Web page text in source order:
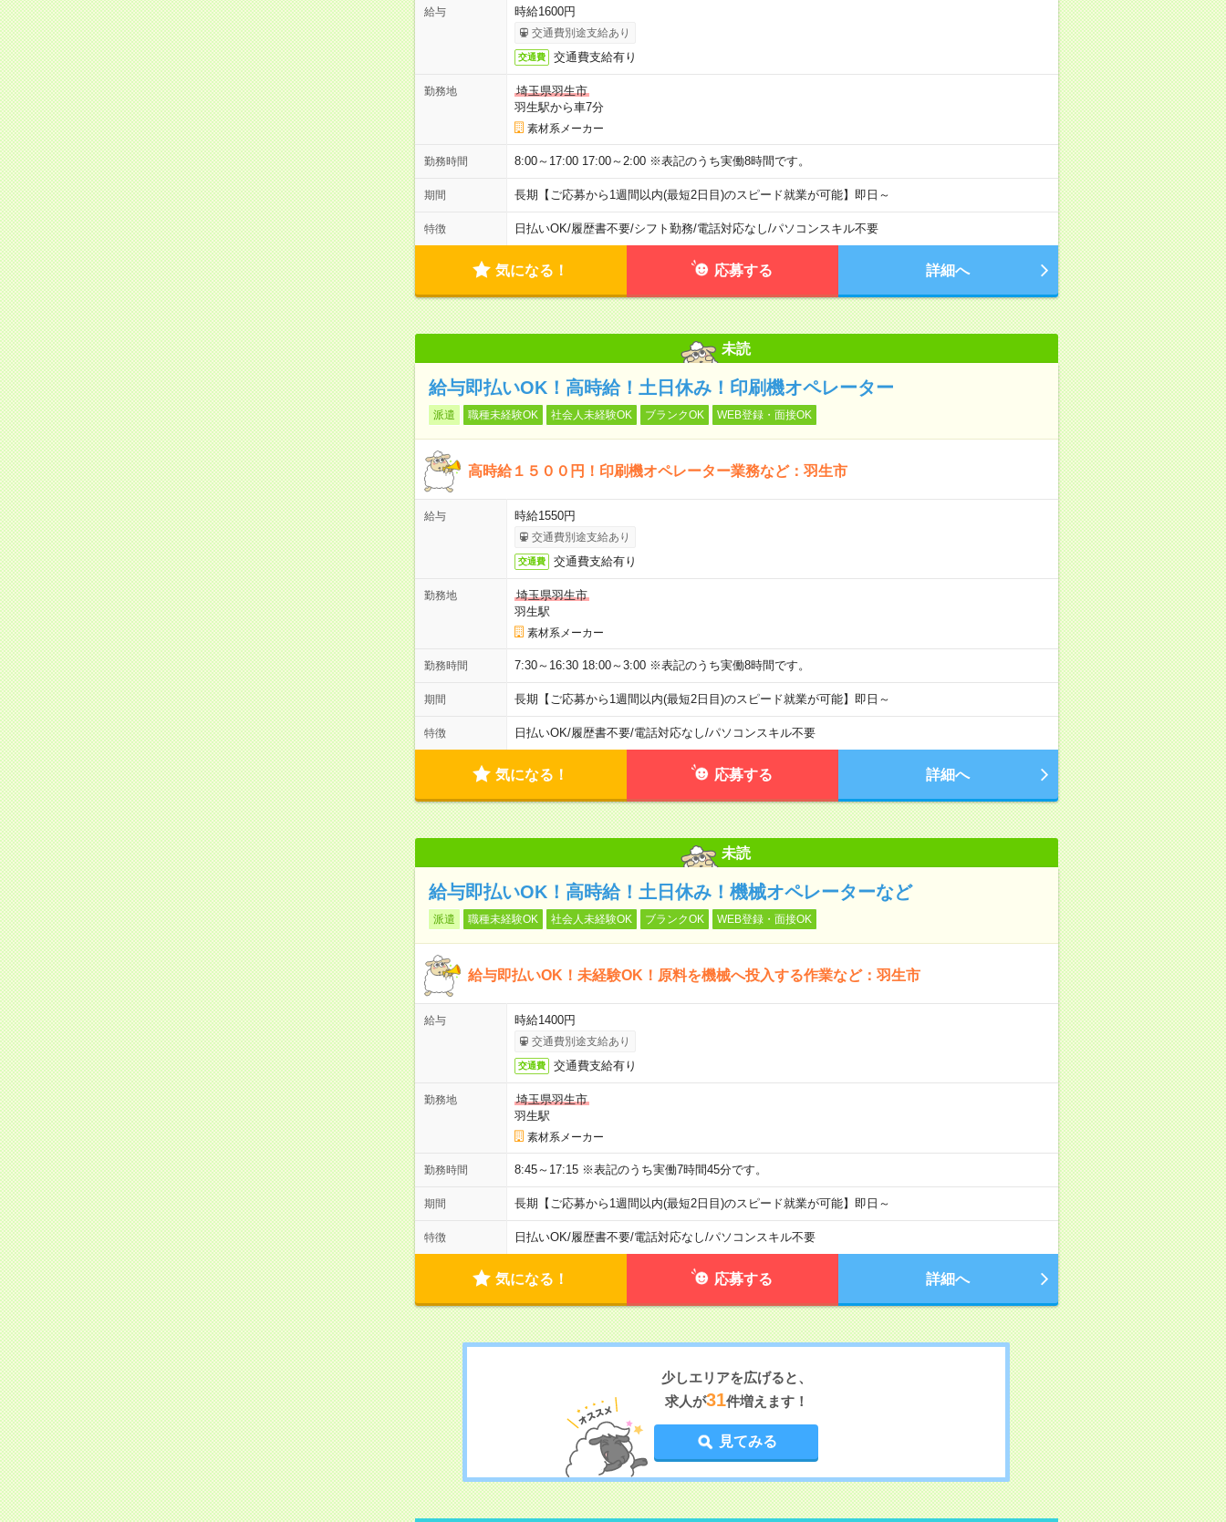
給与 時給1600円
交通費別途支給あり
交通費 交通費支給有り
勤務地
埼玉県羽生市
羽生駅から車7分
素材系メーカー
勤務時間 8:00～17:00 17:00～2:00 ※表記のうち実働8時間です。
期間 長期【ご応募から1週間以内(最短2日目)のスピード就業が可能】即日～
特徴 日払いOK/履歴書不要/シフト勤務/電話対応なし/パソコンスキル不要
気になる！ 応募する 詳細へ
未読
給与即払いOK！高時給！土日休み！印刷機オペレーター
派遣 職種未経験OK 社会人未経験OK ブランクOK WEB登録・面接OK
高時給１５００円！印刷機オペレーター業務など：羽生市
給与 時給1550円
交通費別途支給あり
交通費 交通費支給有り
勤務地
埼玉県羽生市
羽生駅
素材系メーカー
勤務時間 7:30～16:30 18:00～3:00 ※表記のうち実働8時間です。
期間 長期【ご応募から1週間以内(最短2日目)のスピード就業が可能】即日～
特徴 日払いOK/履歴書不要/電話対応なし/パソコンスキル不要
気になる！ 応募する 詳細へ
未読
給与即払いOK！高時給！土日休み！機械オペレーターなど
派遣 職種未経験OK 社会人未経験OK ブランクOK WEB登録・面接OK
給与即払いOK！未経験OK！原料を機械へ投入する作業など：羽生市
給与 時給1400円
交通費別途支給あり
交通費 交通費支給有り
勤務地
埼玉県羽生市
羽生駅
素材系メーカー
勤務時間 8:45～17:15 ※表記のうち実働7時間45分です。
期間 長期【ご応募から1週間以内(最短2日目)のスピード就業が可能】即日～
特徴 日払いOK/履歴書不要/電話対応なし/パソコンスキル不要
気になる！ 応募する 詳細へ
少しエリアを広げると、
求人が31件増えます！
見てみる